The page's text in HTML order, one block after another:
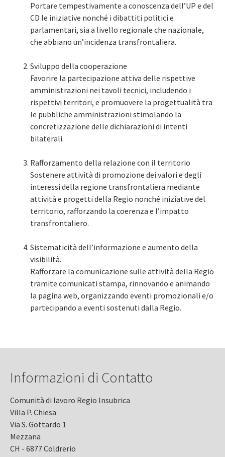
Portare tempestivamente a conoscenza dell’UP e del
CD le iniziative nonché i dibattiti politici e
parlamentari, sia a livello regionale che nazionale,
che abbiano un’incidenza transfrontaliera.
Sviluppo della cooperazione
Favorire la partecipazione attiva delle rispettive
amministrazioni nei tavoli tecnici, includendo i
rispettivi territori, e promuovere la progettualità tra
le pubbliche amministrazioni stimolando la
concretizzazione delle dichiarazioni di intenti
bilaterali.
Rafforzamento della relazione con il territorio
Sostenere attività di promozione dei valori e degli
interessi della regione transfrontaliera mediante
attività e progetti della Regio nonché iniziative del
territorio, rafforzando la coerenza e l’impatto
transfrontaliero.
Sistematicità dell’informazione e aumento della
visibilità.
Rafforzare la comunicazione sulle attività della Regio
tramite comunicati stampa, rinnovando e animando
la pagina web, organizzando eventi promozionali e/o
partecipando a eventi sostenuti dalla Regio.
Informazioni di Contatto
Comunità di lavoro Regio Insubrica
Villa P. Chiesa
Via S. Gottardo 1
Mezzana
CH - 6877 Coldrerio